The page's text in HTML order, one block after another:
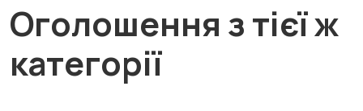
Оголошення з тієї ж
категорії